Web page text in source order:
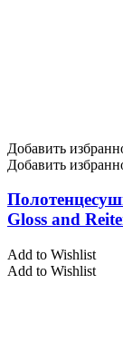
Добавить
Добавить
Gloss and
Add to Wishlist
Add to Wishlist